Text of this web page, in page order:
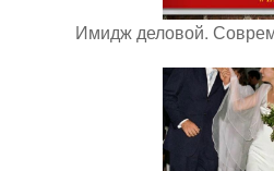
Имидж деловой.